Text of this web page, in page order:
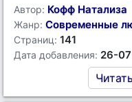
Автор: Кофф Натализа
Жанр: Современные
Страниц: 141
Дата добавления: 26-
Читать